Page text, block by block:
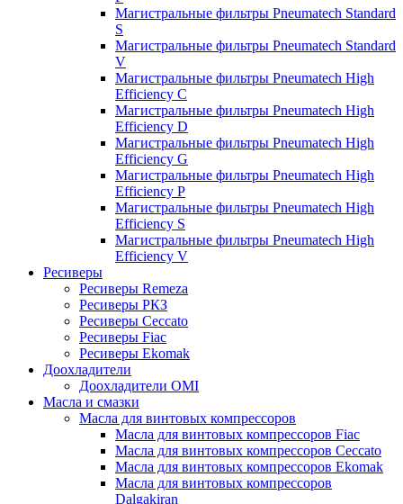
Магистральные фильтры Pneumatech Standard
S
Магистральные фильтры Pneumatech Standard
V
Магистральные фильтры Pneumatech High
Efficiency C
Магистральные фильтры Pneumatech High
Efficiency D
Магистральные фильтры Pneumatech High
Efficiency G
Магистральные фильтры Pneumatech High
Efficiency P
Магистральные фильтры Pneumatech High
Efficiency S
Магистральные фильтры Pneumatech High
Efficiency V
Ресиверы
Ресиверы Remeza
Ресиверы РКЗ
Ресиверы Ceccato
Ресиверы Fiac
Ресиверы Ekomak
Доохладители
Доохладители OMI
Масла и смазки
Масла для винтовых компрессоров
Масла для винтовых компрессоров Fiac
Масла для винтовых компрессоров Ceccato
Масла для винтовых компрессоров Ekomak
Масла для винтовых компрессоров
Dalgakiran